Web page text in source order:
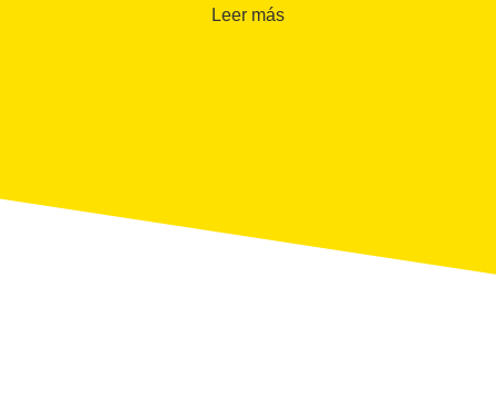
respecta a los entrantes, como a los platos principales
Leer más